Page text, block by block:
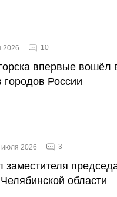
2026 10
впервые вошёл
городов России
июля 2026 3
заместителя
области